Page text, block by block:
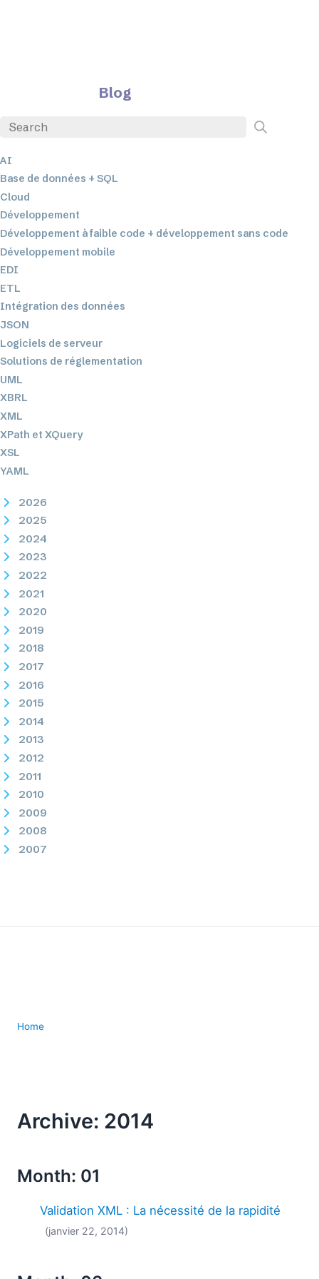
Blog
AI
Base de données + SQL
Cloud
Développement
Développement à faible code + développement sans code
Développement mobile
EDI
ETL
Intégration des données
JSON
Logiciels de serveur
Solutions de réglementation
UML
XBRL
XML
XPath et XQuery
XSL
YAML
2026
2025
2024
2023
2022
2021
2020
2019
2018
2017
2016
2015
2014
2013
2012
2011
2010
2009
2008
2007
Home
Archive: 2014
Month: 01
Validation XML : La nécessité de la rapidité
(janvier 22, 2014)